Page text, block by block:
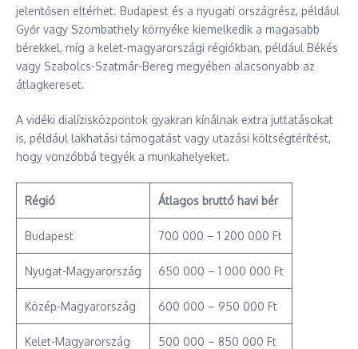
jelentősen eltérhet. Budapest és a nyugati országrész, például
Győr vagy Szombathely környéke kiemelkedik a magasabb
bérekkel, míg a kelet-magyarországi régiókban, például Békés
vagy Szabolcs-Szatmár-Bereg megyében alacsonyabb az
átlagkereset.
A vidéki dialízisközpontok gyakran kínálnak extra juttatásokat
is, például lakhatási támogatást vagy utazási költségtérítést,
hogy vonzóbbá tegyék a munkahelyeket.
Régió Átlagos bruttó havi bér
Budapest 700 000 – 1 200 000 Ft
Nyugat-Magyarország 650 000 – 1 000 000 Ft
Közép-Magyarország 600 000 – 950 000 Ft
Kelet-Magyarország 500 000 – 850 000 Ft